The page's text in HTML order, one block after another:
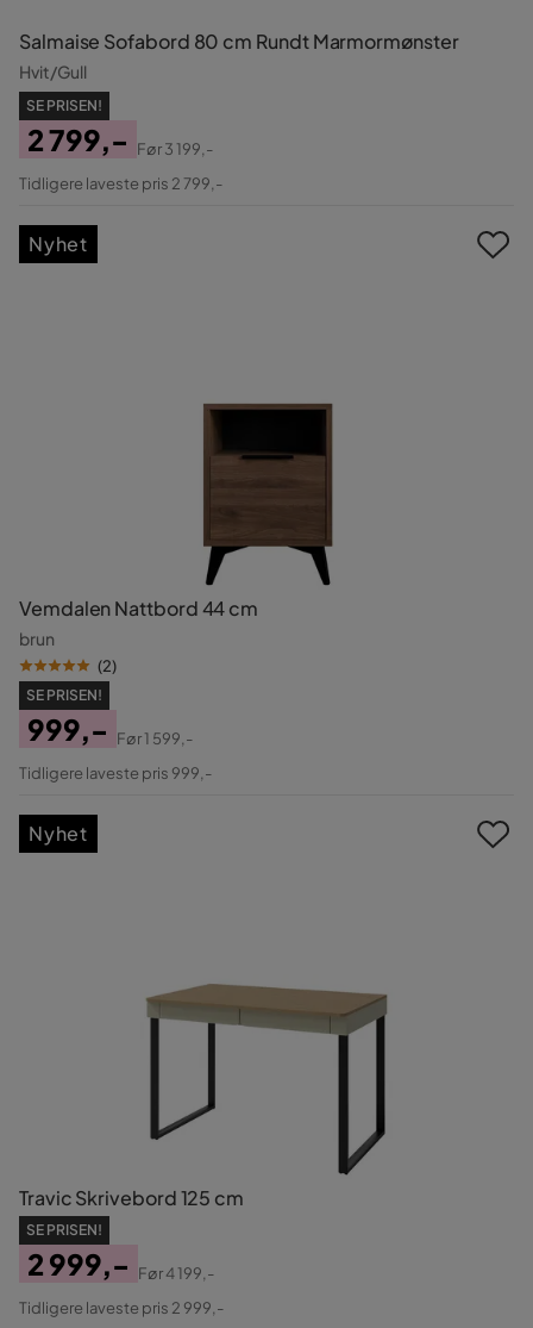
Salmaise Sofabord 80 cm Rundt Marmormønster
Hvit/Gull
SE PRISEN!
Pris
2 799,-
Original
Før3 199,-
Tidligere laveste pris 2 799,-
Vemdalen Nattbord 44 cm
brun
(2)
SE PRISEN!
Pris
999,-
Original
Før1 599,-
Tidligere laveste pris 999,-
Nyhet
Travic Skrivebord 125 cm
SE PRISEN!
Pris
2 999,-
Original
Før4 199,-
Tidligere laveste pris 2 999,-
Nyhet